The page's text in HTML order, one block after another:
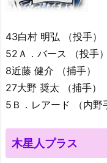
43白村 明弘 （投手）
52Ａ．バース （投手）
8近藤 健介 （捕手）
27大野 奨太 （捕手）
5Ｂ．レアード （内野
木星人プラス